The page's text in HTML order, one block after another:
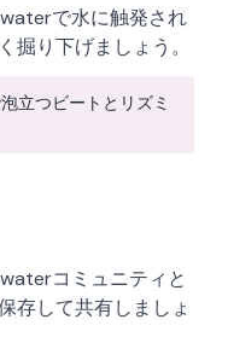
で水に触発され
掘り下げましょう。
立つビートとリズミ
コミュニティと
存して共有しましょ